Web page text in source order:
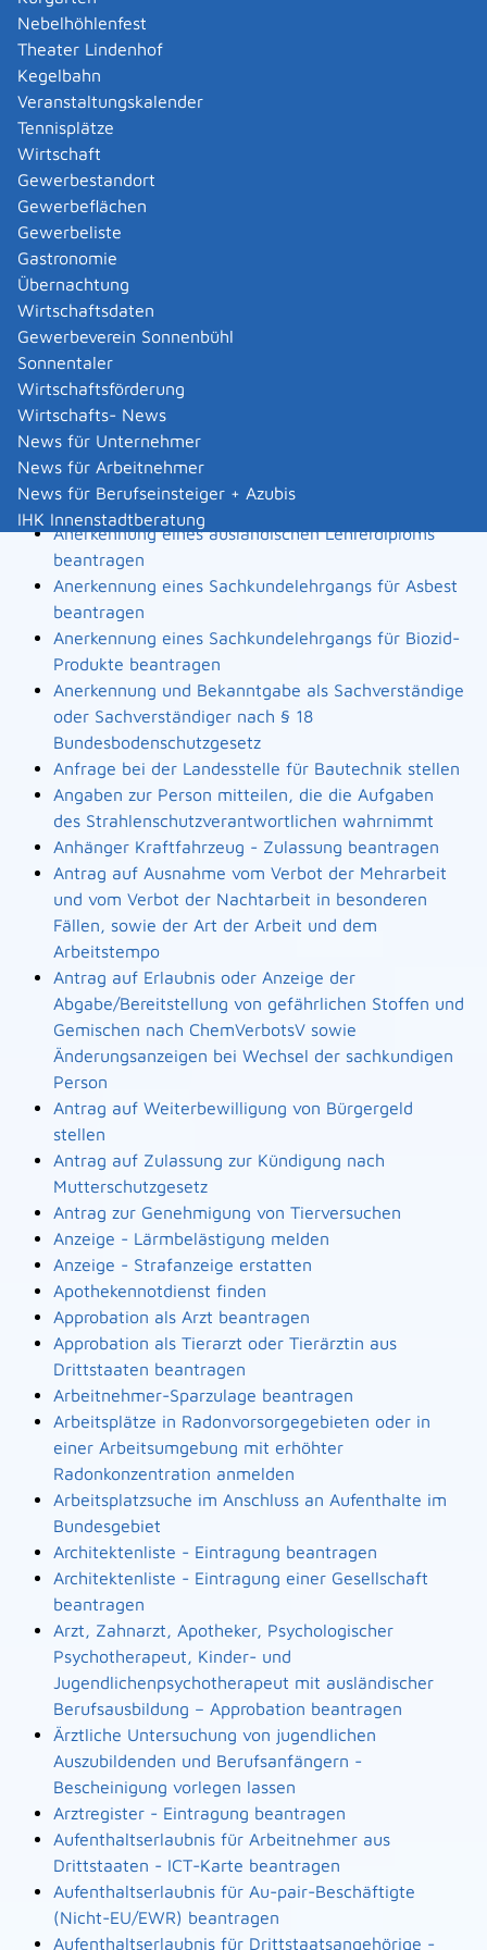
Nebelhöhlenfest
Theater Lindenhof
Kegelbahn
Veranstaltungskalender
Tennisplätze
Wirtschaft
Gewerbestandort
Gewerbeflächen
Gewerbeliste
Gastronomie
Übernachtung
Wirtschaftsdaten
Gewerbeverein Sonnenbühl
Sonnentaler
Wirtschaftsförderung
Wirtschafts- News
News für Unternehmer
News für Arbeitnehmer
News für Berufseinsteiger + Azubis
IHK Innenstadtberatung
Amtliche Meldebestätigung ausstellen
Andere Strafanzeige stellen
Änderung bezüglich des Betriebs gentechnischer
Anlagen mitteilen
Änderung der Gemeinschaftslizenz beantragen
Änderung des Entwicklungsziels einer Ökokonto-
Maßnahme beantragen
Änderung des Wohnsitzes innerhalb derselben
Stadt oder Gemeinde melden
Änderung nach Beantragung oder bei Bezug von
Bürgergeld mitteilen
Änderung persönlicher Daten der Hochschule
mitteilen
Änderungen an die Krankenkasse melden
Anerkennung als gemeinnützige Stiftung
beantragen
Anerkennung als Pharmaberater beantragen
Anerkennung als Prüf-, Zertifizierung- oder
Überwachungsstelle (PÜZ-Stelle) nach
Landesbauordnung
Anerkennung eines ausländischen Lehrerdiploms
beantragen
Anerkennung eines Sachkundelehrgangs für Asbest
beantragen
Anerkennung eines Sachkundelehrgangs für Biozid-
Produkte beantragen
Anerkennung und Bekanntgabe als Sachverständige
oder Sachverständiger nach § 18
Bundesbodenschutzgesetz
Anfrage bei der Landesstelle für Bautechnik stellen
Angaben zur Person mitteilen, die die Aufgaben
des Strahlenschutzverantwortlichen wahrnimmt
Anhänger Kraftfahrzeug - Zulassung beantragen
Antrag auf Ausnahme vom Verbot der Mehrarbeit
und vom Verbot der Nachtarbeit in besonderen
Fällen, sowie der Art der Arbeit und dem
Arbeitstempo
Antrag auf Erlaubnis oder Anzeige der
Abgabe/Bereitstellung von gefährlichen Stoffen und
Gemischen nach ChemVerbotsV sowie
Änderungsanzeigen bei Wechsel der sachkundigen
Person
Antrag auf Weiterbewilligung von Bürgergeld
stellen
Antrag auf Zulassung zur Kündigung nach
Mutterschutzgesetz
Antrag zur Genehmigung von Tierversuchen
Anzeige - Lärmbelästigung melden
Anzeige - Strafanzeige erstatten
Apothekennotdienst finden
Approbation als Arzt beantragen
Approbation als Tierarzt oder Tierärztin aus
Drittstaaten beantragen
Arbeitnehmer-Sparzulage beantragen
Arbeitsplätze in Radonvorsorgegebieten oder in
einer Arbeitsumgebung mit erhöhter
Radonkonzentration anmelden
Arbeitsplatzsuche im Anschluss an Aufenthalte im
Bundesgebiet
Architektenliste - Eintragung beantragen
Architektenliste - Eintragung einer Gesellschaft
beantragen
Arzt, Zahnarzt, Apotheker, Psychologischer
Psychotherapeut, Kinder- und
Jugendlichenpsychotherapeut mit ausländischer
Berufsausbildung – Approbation beantragen
Ärztliche Untersuchung von jugendlichen
Auszubildenden und Berufsanfängern -
Bescheinigung vorlegen lassen
Arztregister - Eintragung beantragen
Aufenthaltserlaubnis für Arbeitnehmer aus
Drittstaaten - ICT-Karte beantragen
Aufenthaltserlaubnis für Au-pair-Beschäftigte
(Nicht-EU/EWR) beantragen
Aufenthaltserlaubnis für Drittstaatsangehörige -